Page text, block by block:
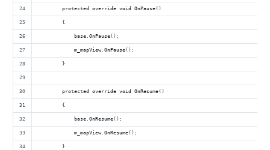
        protected override void OnPause()
        {
            base.OnPause();
            m_mapView.OnPause();
        }
        protected override void OnResume()
        {
            base.OnResume();
            m_mapView.OnResume();
        }